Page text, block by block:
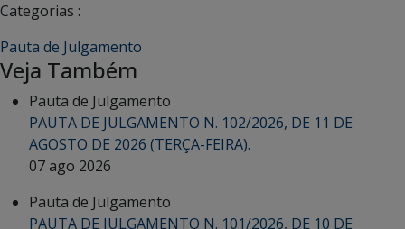
Categorias :
Pauta de Julgamento
Veja Também
Pauta de Julgamento
PAUTA DE JULGAMENTO N. 102/2026, DE 11 DE
AGOSTO DE 2026 (TERÇA-FEIRA).
07 ago 2026
Pauta de Julgamento
PAUTA DE JULGAMENTO N. 101/2026, DE 10 DE